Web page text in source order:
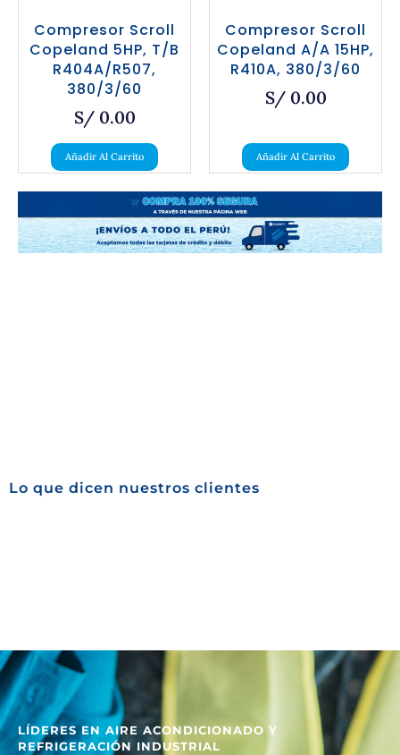
Compresor Scroll
Copeland 5HP, T/B
R404A/R507,
380/3/60
S/0.00
Añadir Al Carrito
Compresor Scroll
Copeland A/A 15HP,
R410A, 380/3/60
S/0.00
Añadir Al Carrito
Lo que dicen nuestros clientes
LÍDERES EN AIRE ACONDICIONADO Y
REFRIGERACIÓN INDUSTRIAL